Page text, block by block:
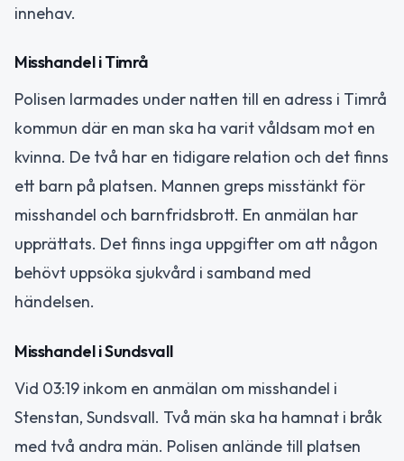
innehav.
Misshandel i Timrå
Polisen larmades under natten till en adress i Timrå
kommun där en man ska ha varit våldsam mot en
kvinna. De två har en tidigare relation och det finns
ett barn på platsen. Mannen greps misstänkt för
misshandel och barnfridsbrott. En anmälan har
upprättats. Det finns inga uppgifter om att någon
behövt uppsöka sjukvård i samband med
händelsen.
Misshandel i Sundsvall
Vid 03:19 inkom en anmälan om misshandel i
Stenstan, Sundsvall. Två män ska ha hamnat i bråk
med två andra män. Polisen anlände till platsen